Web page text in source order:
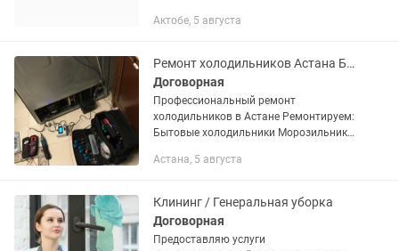
Промышленный холод • Холодильные
Актобе, 5 августа
Ремонт холодильников Астана Бытовые и промышленные Выезд
Договорная
Профессиональный ремонт
холодильников в Астане Ремонтируем:
Бытовые холодильники Морозильники
Промышленные холодильные
морозит или плохо...
Астана, 5 августа
Клининг / Генеральная уборка
Договорная
Предоставляю услуги